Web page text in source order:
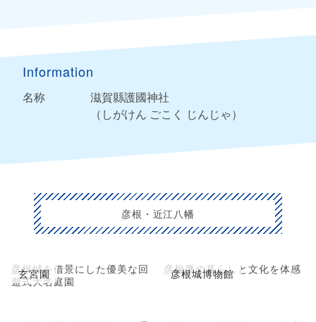
Information
名称
滋賀縣護國神社
（しがけん ごこく じんじゃ）
彦根・近江八幡
玄宮園
彦根城を借景にした優美な回
遊式大名庭園
彦根城博物館
彦根藩の暮らしと文化を体感